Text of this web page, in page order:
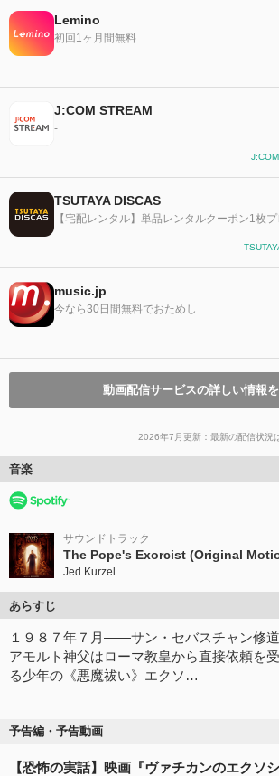
Lemino
初回1ヶ月間無料
J:COM STREAM
-
TSUTAYA DISCAS
【宅配レンタル】単品レンタルクーポン1枚プ
music.jp
今なら30日間無料でおためし
動画配信サービスの詳しい情報
2026年7月更新：最新の配信状況
音楽
サウンドトラック
Jed Kurzel
あらすじ
１９８７年７月――サン・セバスチャン修道
アモルト神父はローマ教皇から直接依頼を
る少年の《悪魔祓い》エクソ…
予告編・予告動画
【恐怖の実話】映画『ヴァチカンのエクソ